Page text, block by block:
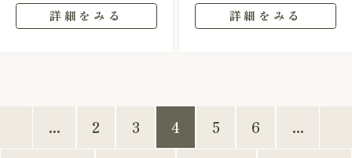
詳細をみる 詳細をみる
... 2 3 4 5 6 ...